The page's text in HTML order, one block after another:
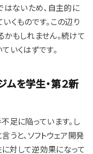
はないため、自主的に
くものです。この辺り
もしれません。続けて
いくはずです。
ムを学生・第２新
足に陥っています。し
うと、ソフトウェア開発
対して逆効果になって